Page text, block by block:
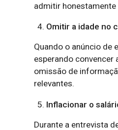
admitir honestamente
Omitir a idade no
Quando o anúncio de
esperando convencer
omissão de
relevantes.
Inflacionar o
Durante a entrevista